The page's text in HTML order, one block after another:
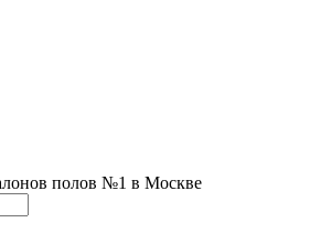
полов №1 в Москве